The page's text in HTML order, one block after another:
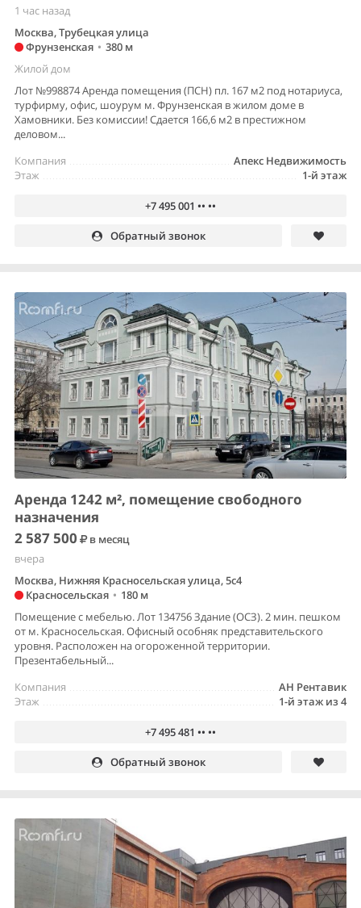
1 час назад
Москва, Трубецкая улица
Фрунзенская • 380 м
Жилой дом
Лот №998874 Аренда помещения (ПСН) пл. 167 м2 под нотариуса,
турфирму, офис, шоурум м. Фрунзенская в жилом доме в
Хамовники. Без комиссии! Сдается 166,6 м2 в престижном
деловом...
Апекс Недвижимость
Компания
1-й этаж
Этаж
+7 495 001 •• ••
Обратный звонок
Аренда 1242 м², помещение свободного
назначения
2 587 500
в месяц
вчера
Москва, Нижняя Красносельская улица, 5с4
Красносельская • 180 м
Помещение с мебелью. Лот 134756 Здание (ОСЗ). 2 мин. пешком
от м. Красносельская. Офисный особняк представительского
уровня. Расположен на огороженной территории.
Презентабельный...
АН Рентавик
Компания
1-й этаж из 4
Этаж
+7 495 481 •• ••
Обратный звонок